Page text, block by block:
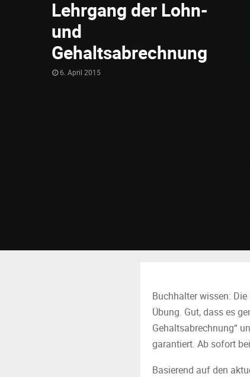
Lehrgang der Lohn-
und
Gehaltsabrechnung
6. April 2015
Buchhalter wissen:
Übung. Gut, dass es
Gehaltsabrechnung“
garantiert. Ab sofort
Basierend auf den